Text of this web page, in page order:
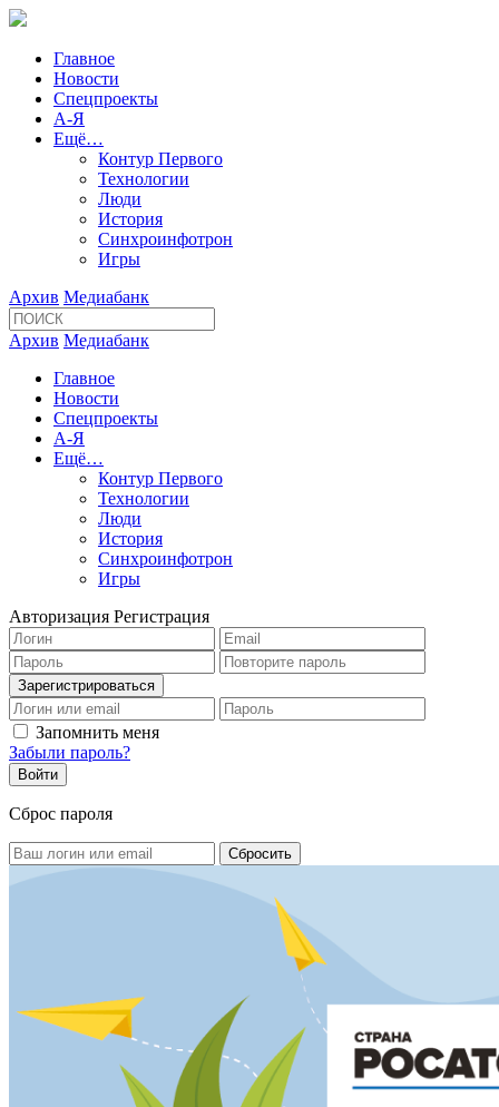
Главное
Новости
Спецпроекты
А-Я
Ещё…
Контур Первого
Технологии
Люди
История
Синхроинфотрон
Игры
Архив Медиабанк
Архив Медиабанк
Главное
Новости
Спецпроекты
А-Я
Ещё…
Контур Первого
Технологии
Люди
История
Синхроинфотрон
Игры
Авторизация Регистрация
Запомнить меня
Забыли пароль?
Сброс пароля